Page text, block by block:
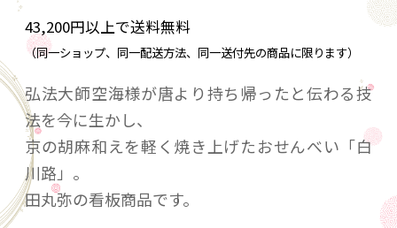
43,200円以上で送料無料
（同一ショップ、同一配送方法、同一送付先の商品に限ります）
弘法大師空海様が唐より持ち帰ったと伝わる技
法を今に生かし、
京の胡麻和えを軽く焼き上げたおせんべい「白
川路」。
田丸弥の看板商品です。